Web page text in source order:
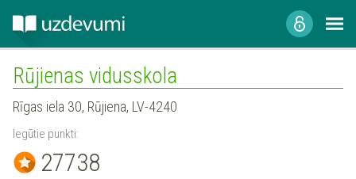
Rūjienas vidusskola
Rīgas iela 30, Rūjiena, LV-4240
Iegūtie punkti:
27738